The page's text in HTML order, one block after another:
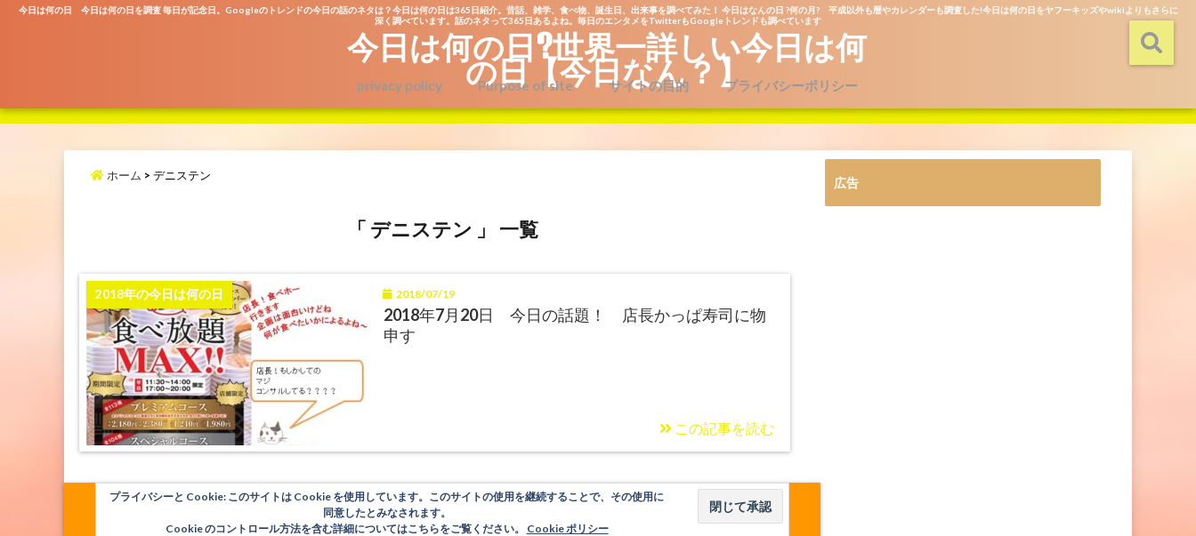
今日は何の日 今日は何の日を調査 毎日が記念日。Googleのトレンドの今日の話のネタは？今日は何の日は365日紹介。昔話、雑学、食べ物、誕生日、出来事を調べてみた！ 今日はなんの日 ?何の月? 平成以外も暦やカレンダーも調査した!今日は何の日をヤフーキッズやwikiよりもさらに
深く調べています。話のネタって365日あるよね。毎日のエンタメをTwitterもGoogleトレンドも調べています
今日は何の日?世界一詳しい今日は何
の日【今日なん？】
privacy policy Purpose of site サイトの目的 プライバシーポリシー
ホーム > デニステン
「 デニステン 」 一覧
2018年の今日は何の日 2018/07/19
2018年7月20日 今日の話題！ 店長かっぱ寿司に物
申す
この記事を読む
プライバシーと Cookie: このサイトは Cookie を使用しています。このサイトの使用を継続することで、その使用に
同意したとみなされます。
Cookie のコントロール方法を含む詳細についてはこちらをご覧ください。 Cookie ポリシー
広告